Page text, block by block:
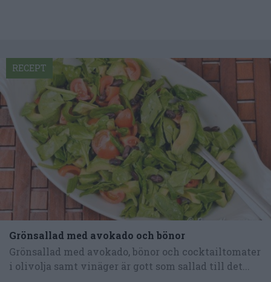
Grönsallad med avokado och bönor
Grönsallad med avokado, bönor och cocktailtomater
i olivolja samt vinäger är gott som sallad till det...
RECEPT